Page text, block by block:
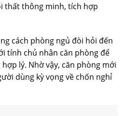
thất thông minh, tích hợp
cách phòng ngủ đòi hỏi đến
tính chủ nhân căn phòng để
lý. Nhờ vậy, căn phòng mới
dùng kỳ vọng về chốn nghỉ